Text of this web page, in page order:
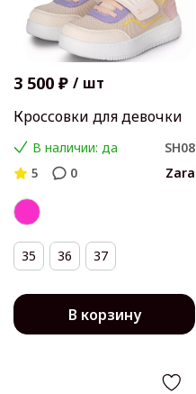
3 500 ₽ / шт
Кроссовки для девочки
В наличии: да
SH08
5
0 Zara
35 36 37
В корзину